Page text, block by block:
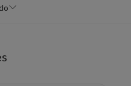
contribuindo para uma